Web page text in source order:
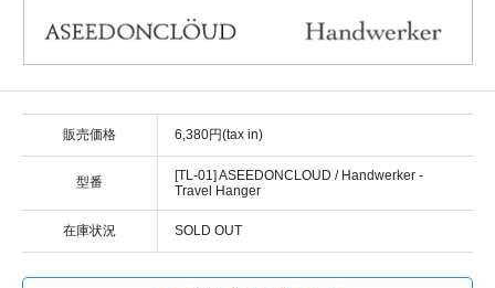
販売価格 6,380円(tax in)
型番
[TL-01] ASEEDONCLOUD / Handwerker -
Travel Hanger
在庫状況 SOLD OUT